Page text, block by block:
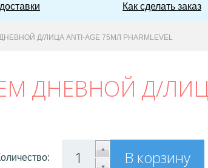
Как сделать заказ
Д/ЛИЦА ANTI-AGE 75МЛ PHARMLEVEL
ДНЕВНОЙ Д/
В корзину